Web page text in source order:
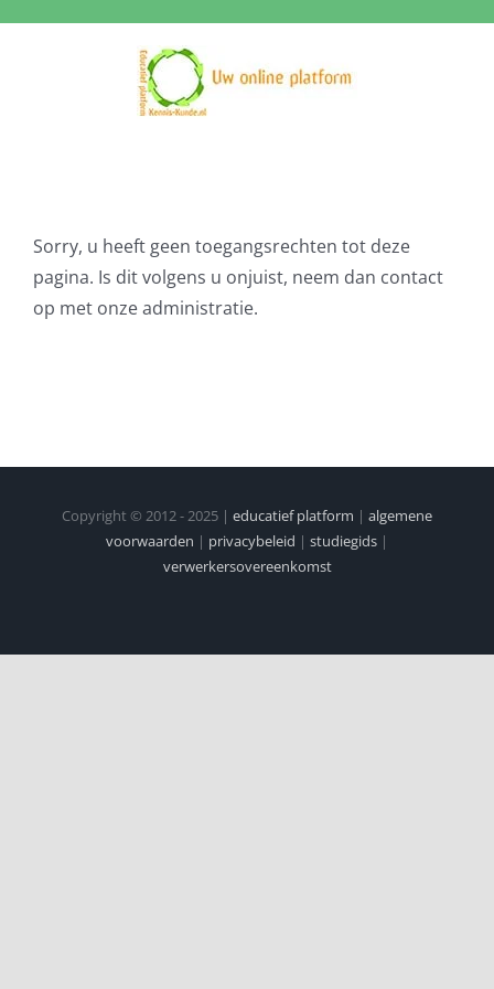
Sorry, u heeft geen toegangsrechten tot deze
pagina. Is dit volgens u onjuist, neem dan contact
op met onze administratie.
Copyright © 2012 - 2025 | educatief platform | algemene
voorwaarden | privacybeleid | studiegids |
verwerkersovereenkomst